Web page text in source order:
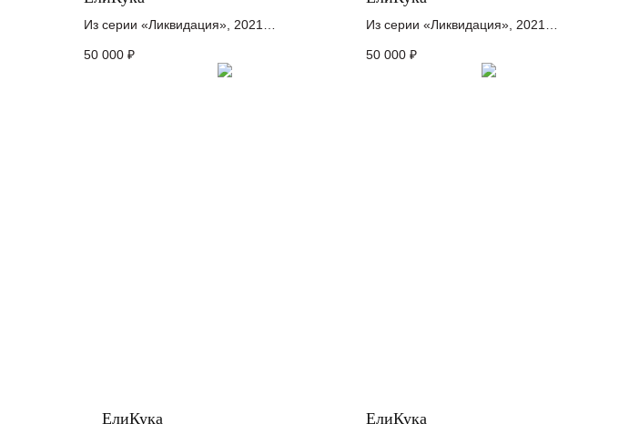
Из серии «Ликвидация», 2021
10 x 10 см
50 000 ₽
Из серии «Ликвидация», 2021
20 x 9 см
50 000 ₽
ЕлиКука ЕлиКука